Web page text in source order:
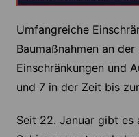
Umfangreiche
Baumaßnahmen an
Einschränkungen und
und 7 in der Zeit bis
Seit 22. Januar gibt es